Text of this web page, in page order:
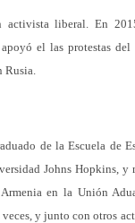
activista liberal. En
el las protestas
Rusia.
de la Escuela de
Johns Hopkins,
en la Unión
veces, y junto con otros